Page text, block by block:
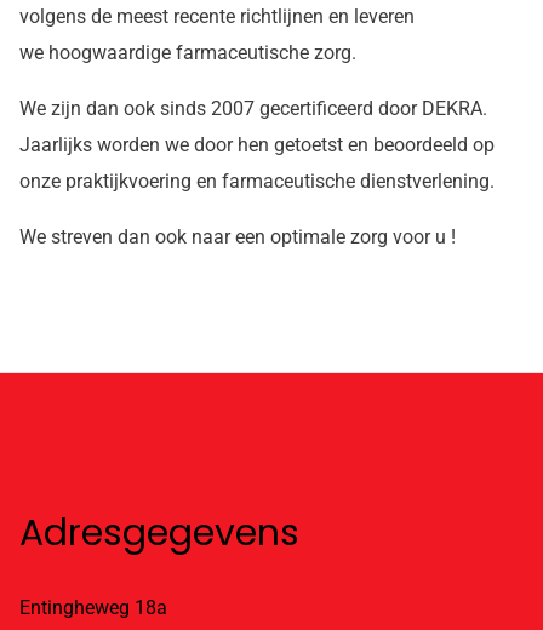
volgens de meest recente richtlijnen en leveren
we hoogwaardige farmaceutische zorg.
We zijn dan ook sinds 2007 gecertificeerd door DEKRA.
Jaarlijks worden we door hen getoetst en beoordeeld op
onze praktijkvoering en farmaceutische dienstverlening.
We streven dan ook naar een optimale zorg voor u !
Adresgegevens
Entingheweg 18a